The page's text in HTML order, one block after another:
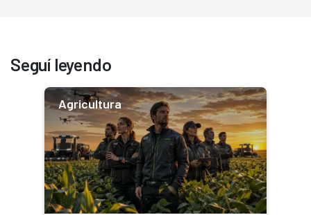
Seguí leyendo
Agricultura